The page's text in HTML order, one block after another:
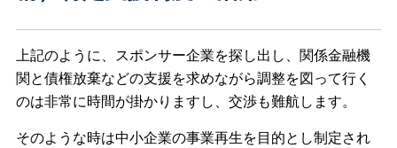
上記のように、スポンサー企業を探し出し、関係金融機
関と債権放棄などの支援を求めながら調整を図って行く
のは非常に時間が掛かりますし、交渉も難航します。
そのような時は中小企業の事業再生を目的とし制定され